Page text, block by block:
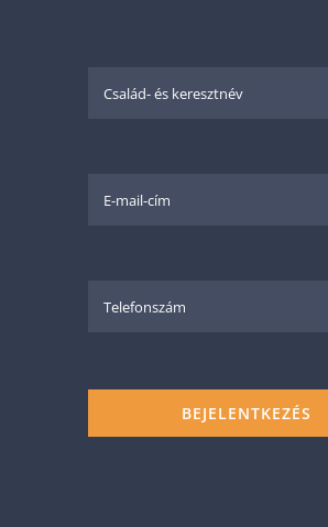
BEJELENTKEZÉS